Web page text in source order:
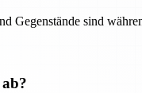
Gegenstände sind